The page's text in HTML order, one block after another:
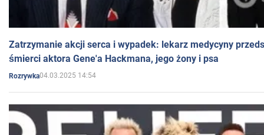
Zatrzymanie akcji serca i wypadek: lekarz medycyny
śmierci aktora Gene'a Hackmana, jego żony i psa
Rozrywka04.03.2025 14:54